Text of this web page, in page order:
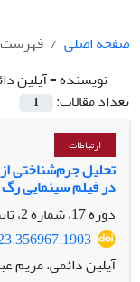
صفحه اصلی
فهرست
نویسنده =آیلین
تعداد مقالات:
1
ارتباطات
تحلیل جرم‌شناختی
در فیلم سینمایی
دوره 17، شماره 2، تابستان 1404، صفحه
آیلین دائمی، مریم